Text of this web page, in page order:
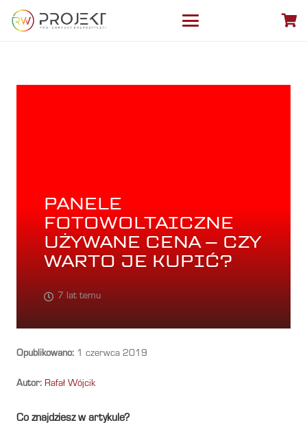
PANELE
FOTOWOLTAICZNE
UŻYWANE CENA – CZY
WARTO JE KUPIĆ?
7 lat temu
Opublikowano: 1 czerwca 2019
Autor: Rafał Wójcik
Co znajdziesz w artykule?